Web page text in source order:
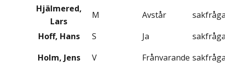
Hjälmered,
Lars
M Avstår
Hoff, Hans
S Ja
Holm, Jens
V Frånvarande